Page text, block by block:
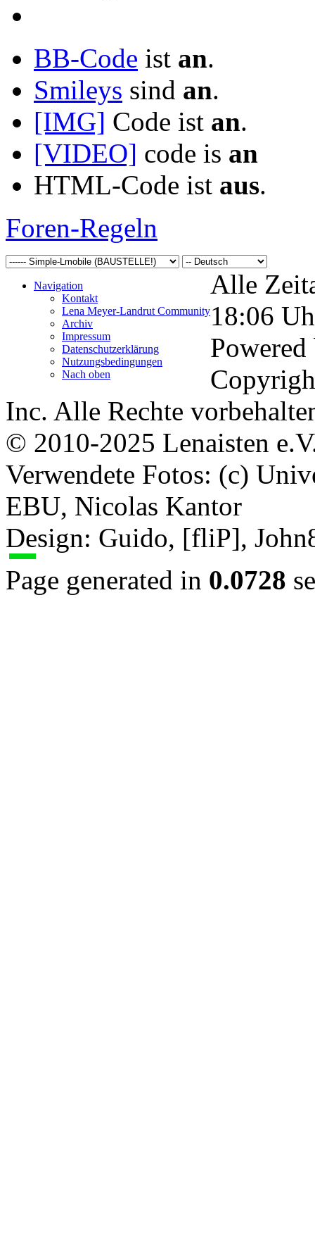
BB-Code ist an.
Smileys sind an.
[IMG] Code ist an.
[VIDEO] code is an
HTML-Code ist aus.
Foren-Regeln
Navigation
Kontakt
Lena Meyer-Landrut Community
Archiv
Impressum
Datenschutzerklärung
Nutzungsbedingungen
Nach oben
Alle
18:06
Inc. Alle Rechte
© 2010-2025 Lenaisten
Verwendete Fotos: (c)
EBU, Nicolas Kantor
Design: Guido, [fliP],
Page generated in 0.0728